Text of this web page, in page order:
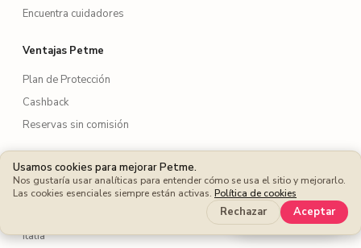
Encuentra cuidadores
Ventajas Petme
Plan de Protección
Cashback
Reservas sin comisión
Petme en el mundo
Portugal
Italia
Ahorra más
Usamos cookies para mejorar Petme.
Nos gustaría usar analíticas para entender cómo se usa el sitio y mejorarlo.
Las cookies esenciales siempre están activas. Política de cookies
Rechazar Aceptar